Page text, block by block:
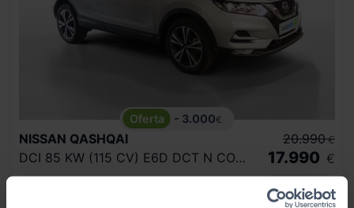
- 3.000€
NISSAN QASHQAI
DCI 85 KW (115 CV) E6D DCT N CONNECTA
20.990 €
17.990 €
214
€/mes